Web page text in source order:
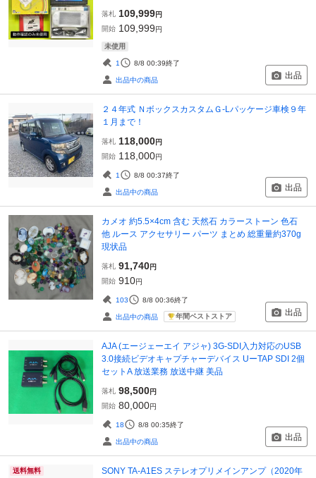
落札 109,999円
開始 109,999円
未使用
1 8/8 00:39終了
出品中の商品 出品
２４年式 ＮボックスカスタムＧ-Lパッケージ車検９年
１月まで！
落札 118,000円
開始 118,000円
1 8/8 00:37終了
出品中の商品 出品
カメオ 約5.5×4cm 含む 天然石 カラーストーン 色石
他 ルース アクセサリー パーツ まとめ 総重量約370g
現状品
落札 91,740円
開始 910円
103 8/8 00:36終了
出品中の商品 年間ベストストア 出品
AJA (エージェーエイ アジャ) 3G-SDI入力対応のUSB
3.0接続ビデオキャプチャーデバイス UーTAP SDI 2個
セットA 放送業務 放送中継 美品
落札 98,500円
開始 80,000円
18 8/8 00:35終了
出品中の商品 出品
送料無料
SONY TA-A1ES ステレオプリメインアンプ（2020年